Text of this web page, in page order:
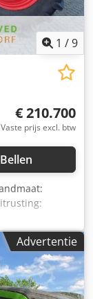
1 /9
€ 210.700
Vaste prijs excl. btw
Bellen
Advertentie